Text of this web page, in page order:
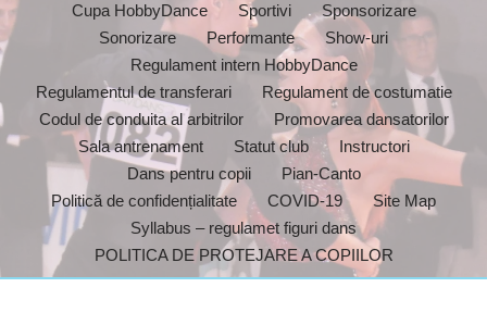
Cupa HobbyDance
Sportivi
Sponsorizare
Sonorizare
Performante
Show-uri
Regulament intern HobbyDance
Regulamentul de transferari
Regulament de costumatie
Codul de conduita al arbitrilor
Promovarea dansatorilor
Sala antrenament
Statut club
Instructori
Dans pentru copii
Pian-Canto
Politică de confidențialitate
COVID-19
Site Map
Syllabus – regulamet figuri dans
POLITICA DE PROTEJARE A COPIILOR